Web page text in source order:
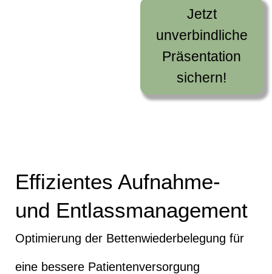
Jetzt
unverbindliche
Präsentation
sichern!
Effizientes Aufnahme-
und Entlassmanagement
Optimierung der Bettenwiederbelegung für
eine bessere Patientenversorgung